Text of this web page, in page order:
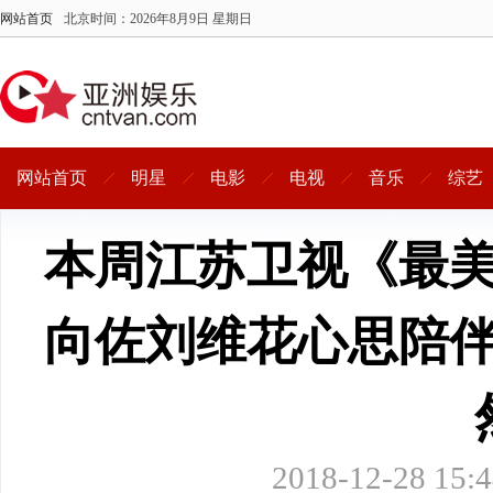
网站首页 北京时间： 2026年8月9日 星期日
网站首页 明星 电影 电视 音乐 综艺
本周江苏卫视《最
向佐刘维花心思陪
2018-12-28